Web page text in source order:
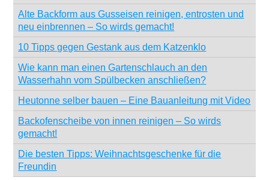
Alte Backform aus Gusseisen reinigen, entrosten und
neu einbrennen – So wirds gemacht!
10 Tipps gegen Gestank aus dem Katzenklo
Wie kann man einen Gartenschlauch an den
Wasserhahn vom Spülbecken anschließen?
Heutonne selber bauen – Eine Bauanleitung mit Video
Backofenscheibe von innen reinigen – So wirds
gemacht!
Die besten Tipps: Weihnachtsgeschenke für die
Freundin